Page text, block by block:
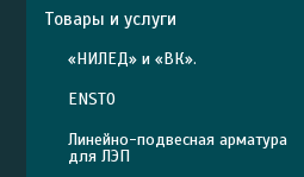
Товары и услуги
«НИЛЕД» и «ВК».
ENSTO
Линейно-подвесная арматура
для ЛЭП